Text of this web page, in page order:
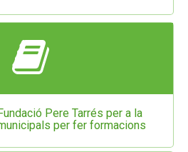
Pere Tarrés per a la
per fer formacions